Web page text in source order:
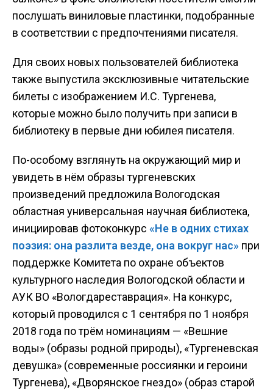
послушать виниловые пластинки, подобранные
в соответствии с предпочтениями писателя.
Для своих новых пользователей библиотека
также выпустила эксклюзивные читательские
билеты с изображением И.С. Тургенева,
которые можно было получить при записи в
библиотеку в первые дни юбилея писателя.
По-особому взглянуть на окружающий мир и
увидеть в нём образы тургеневских
произведений предложила Вологодская
областная универсальная научная библиотека,
инициировав фотоконкурс «Не в одних стихах
поэзия: она разлита везде, она вокруг нас» при
поддержке Комитета по охране объектов
культурного наследия Вологодской области и
АУК ВО «Вологдареставрация». На конкурс,
который проводился с 1 сентября по 1 ноября
2018 года по трём номинациям — «Вешние
воды» (образы родной природы), «Тургеневская
девушка» (современные россиянки и героини
Тургенева), «Дворянское гнездо» (образ старой